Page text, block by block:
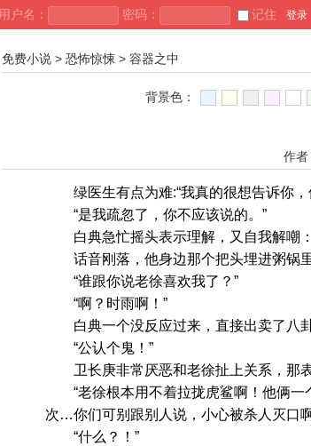
用户名： 密码： 记住
免费小说 > 恐怖惊悚 > 容器之中
背景色：
作者
绿医生有点为难:“我真的很想告诉你
“是我疏忽了，你不应该说的。”
白典急忙摇头表示理解，又自我解嘲：
话音刚落，他身边那个把头埋进粥锅里
“谁跟你说老徐喜欢我了？”
“啊？时雨啊！”
白典一个没反应过来，直接出卖了八卦
“公认个鬼！”
卫长庚非常厌恶和老徐扯上关系，那表
“老徐根本用不着拉拢虎鲨啊！他俩一
次…你们可别跟别人说，小心被杀人灭口
“什么？！”